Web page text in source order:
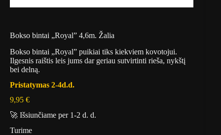
Bokso bintai „Royal” 4,6m. Žalia
Bokso bintai „Royal” puikiai tiks kiekviem kovotojui.
Ilgesnis raištis leis jums dar geriau sutvirtinti rieša, nykštį
bei delną.
Pristatymas 2-4d.d.
9,95 €
🚀 Išsiunčiame per 1-2 d. d.
Turime